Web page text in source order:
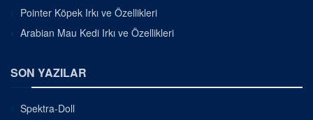
Pointer Köpek Irkı ve Özellikleri
Arabian Mau Kedi Irkı ve Özellikleri
SON YAZILAR
Spektra-Doll